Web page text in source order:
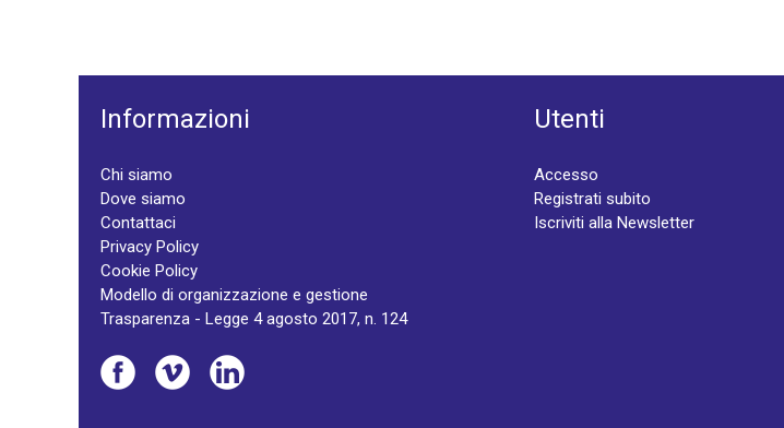
Informazioni
Chi siamo
Dove siamo
Contattaci
Privacy Policy
Cookie Policy
Modello di organizzazione e gestione
Trasparenza - Legge 4 agosto 2017, n. 124
Utenti
Accesso
Registrati subito
Iscriviti alla Newsletter